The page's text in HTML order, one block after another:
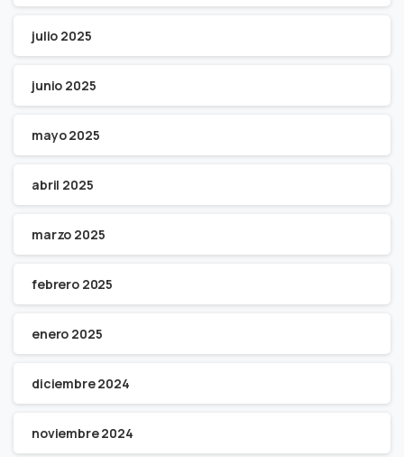
julio 2025
junio 2025
mayo 2025
abril 2025
marzo 2025
febrero 2025
enero 2025
diciembre 2024
noviembre 2024